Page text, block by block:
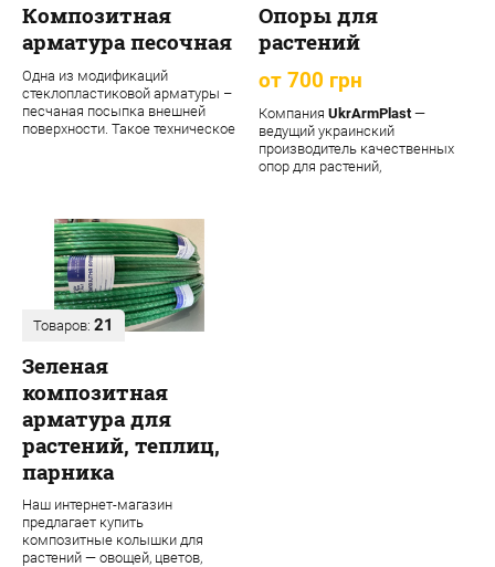
Композитная
арматура песочная
Одна из модификаций
стеклопластиковой арматуры –
песчаная посыпка внешней
поверхности. Такое техническое
Опоры для
растений
от 700 грн
Компания UkrArmPlast—
ведущий украинский
производитель качественных
опор для растений,
Товаров: 21
Зеленая
композитная
арматура для
растений, теплиц,
парника
Наш интернет-магазин
предлагает купить
композитные колышки для
растений — овощей, цветов,